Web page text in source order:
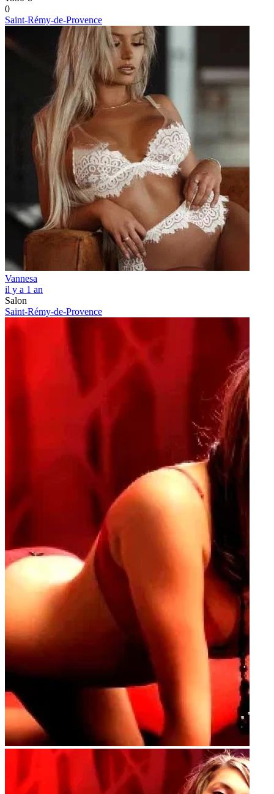
0
Saint-Rémy-de-Provence
Vannesa
il y a 1 an
Salon
Saint-Rémy-de-Provence